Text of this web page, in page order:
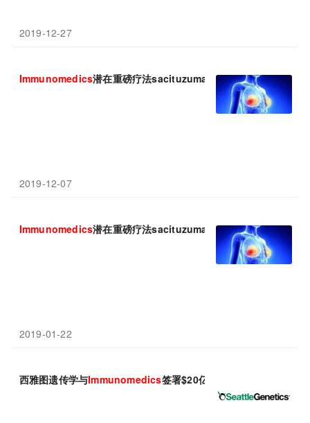
2019-12-27
Immunomedics潜在重磅疗法sacituzumab govitecan再次提交
2019-12-07
Immunomedics潜在重磅疗法sacituzumab govitecan遭美国
2019-01-22
西雅图遗传学与Immunomedics签署$20亿协议，开发抗体药物